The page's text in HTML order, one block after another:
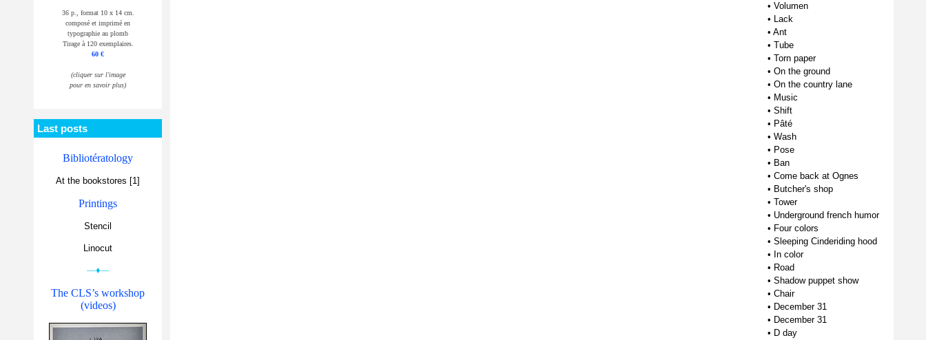
36 p., format 10 x 14 cm.
composé et imprimé en
typographie au plomb
Tirage à 120 exemplaires.
60 €
(cliquer sur l'image
pour en savoir plus)
Last posts
Bibliotératology
At the bookstores [1]
Printings
Stencil
Linocut
—♦—
The CLS’s workshop
(videos)
• Volumen
• Lack
• Ant
• Tube
• Torn paper
• On the ground
• On the country lane
• Music
• Shift
• Pâté
• Wash
• Pose
• Ban
• Come back at Ognes
• Butcher's shop
• Tower
• Underground french humor
• Four colors
• Sleeping Cinderiding hood
• In color
• Road
• Shadow puppet show
• Chair
• December 31
• December 31
• D day